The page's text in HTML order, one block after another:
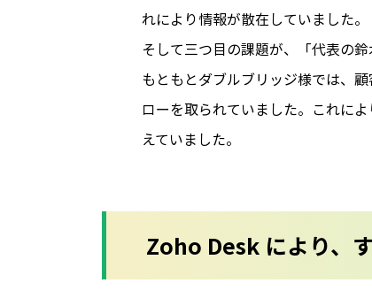
れにより情報が散在していました。
そして三つ目の課題が、「代表の
もともとダブルブリッジ様では、
ローを取られていました。これに
えていました。
Zoho Desk により、